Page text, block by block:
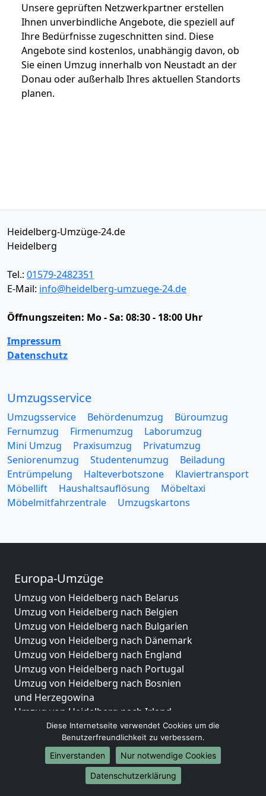
Unsere geprüften Netzwerkpartner erstellen
Ihnen unverbindliche Angebote, die speziell auf
Ihre Bedürfnisse zugeschnitten sind. Diese
Angebote sind kostenlos, unabhängig davon, ob
Sie einen Umzug innerhalb von Neustadt an der
Donau oder außerhalb Ihres aktuellen Standorts
planen.
Heidelberg-Umzüge-24.de
Heidelberg
Tel.: 01579-2482351
E-Mail: info@heidelberg-umzuege-24.de
Öffnungszeiten: Mo - Sa: 08:30 - 18:00 Uhr
Impressum
Datenschutz
Umzugsservice
Umzugsservice Behördenumzug
Büroumzug
Fernumzug
Firmenumzug
Laborumzug
Mini Umzug
Praxisumzug
Privatumzug
Seniorenumzug
Studentenumzug
Beiladung
Entrümpelung
Halteverbotszone
Klaviertransport
Möbellift
Haushaltsauflösung
Möbeltaxi
Möbelmitfahrzentrale
Umzugskartons
Europa-Umzüge
Umzug von Heidelberg nach Belarus
Umzug von Heidelberg nach Belgien
Umzug von Heidelberg nach Bulgarien
Umzug von Heidelberg nach Dänemark
Umzug von Heidelberg nach England
Umzug von Heidelberg nach Portugal
Umzug von Heidelberg nach Bosnien
und Herzegowina
Umzug von Heidelberg nach Irland
Umzug von Heidelberg nach Lettland
Umzug von Heidelberg nach Zypern
Umzug von Heidelberg nach Kroatien
Umzug von Heidelberg nach Estland
Umzug von Heidelberg nach Finnland
Diese Internetseite verwendet Cookies um die
Benutzerfreundlichkeit zu verbessern.
Einverstanden
Nur notwendige Cookies
Datenschutzerklärung